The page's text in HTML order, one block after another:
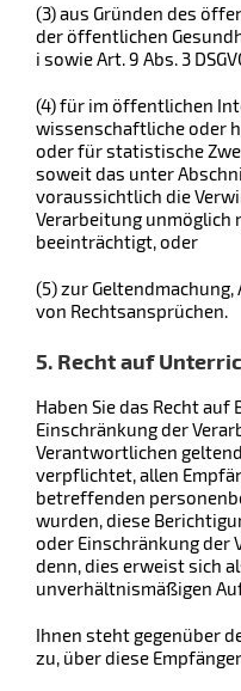
(3) aus Gründen des
der öffentlichen
i sowie Art. 9 Abs. 3
(4) für im öffentlichen
wissenschaftliche oder
oder für statistische
soweit das unter
voraussichtlich die
Verarbeitung
beeinträchtigt, oder
(5) zur
von Rechtsansprüchen.
5. Recht auf
Haben Sie das Recht
Einschränkung der
Verantwortlichen
verpflichtet, allen
betreffenden
wurden, diese
oder Einschränkung der
denn, dies erweist sich
unverhältnismäßigen
Ihnen steht gegenüber
zu, über diese